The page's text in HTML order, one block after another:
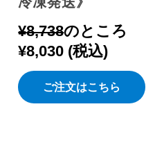
¥8,738のところ
¥8,030 税込
ご注文はこちら